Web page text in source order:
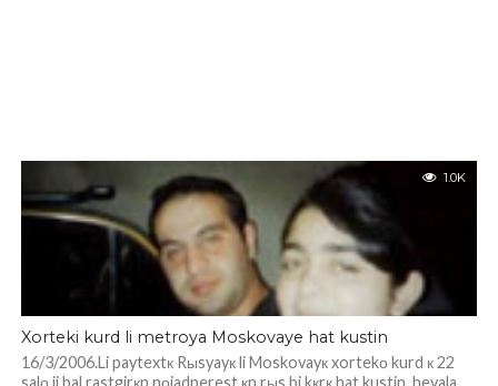
1.0K
Xorteki kurd li metroya Moskovaye hat kustin
16/3/2006.Li paytextк Rыsyayк li Moskovayк xortekо kurd к 22
salо ji bal rastgirкn nоjadperest кn rыs bi kкrк hat kustin, hevala